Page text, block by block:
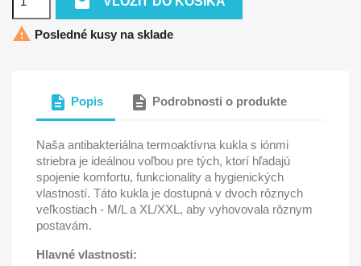
 Posledné kusy na sklade
description Popis description Podrobnosti o produkte
Naša antibakteriálna termoaktívna kukla s iónmi
striebra je ideálnou voľbou pre tých, ktorí hľadajú
spojenie komfortu, funkcionality a hygienických
vlastností. Táto kukla je dostupná v dvoch rôznych
veľkostiach - M/L a XL/XXL, aby vyhovovala rôznym
postavám.
Hlavné vlastnosti: